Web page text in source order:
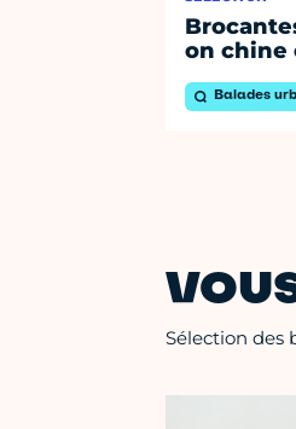
on chine
Balades
Sélection des